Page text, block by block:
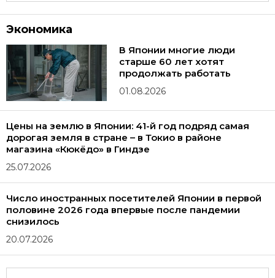
Экономика
В Японии многие люди
старше 60 лет хотят
продолжать работать
01.08.2026
Цены на землю в Японии: 41-й год подряд самая
дорогая земля в стране – в Токио в районе
магазина «Кюкёдо» в Гиндзе
25.07.2026
Число иностранных посетителей Японии в первой
половине 2026 года впервые после пандемии
снизилось
20.07.2026